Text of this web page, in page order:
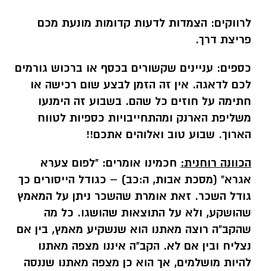
לרווקים: הצמדות לדעות קדומות מונעת מכם
פריצת דרך.
כספים: עניינים שקשורים בכסף או ברכוש גורמים
לכם לדאגה. אין זה הזמן לבצע שום רכישה או
חתימה על חוזים כל שהם. בשבוע זה הימנעו
משליפת הארנק ומהתחייבויות כספיות לטווח
הארוך. שבוע טוב ואלוהים אתכם!!
הכוונה רוחנית: חכמינו אומרים: "לפום צערא
אגרא" (מסכת אבות, ה:כב) – כגודל הייסורים כך
גודל השכר. זאת אומרת שהשכר ניתן על המאמץ
שהושקע, ולא על התוצאות שהושגו. כל מה
שהקב"ה רוצה מאתנו הוא שנשקיע מאמץ, בין אם
נצליח ובין אם לא. הקב"ה איננו מצפה מאתנו
להיות מושלמים, אך הוא כן מצפה מאתנו שננסה